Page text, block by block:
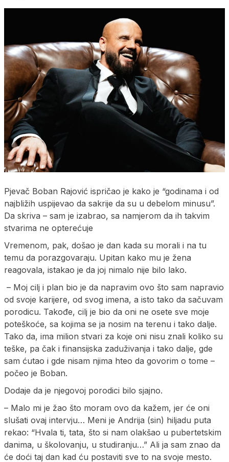
Pjevač Boban Rajović ispričao je kako je “godinama i od
najbližih uspijevao da sakrije da su u debelom minusu”.
Da skriva – sam je izabrao, sa namjerom da ih takvim
stvarima ne opterećuje
Vremenom, pak, došao je dan kada su morali i na tu
temu da porazgovaraju. Upitan kako mu je žena
reagovala, istakao je da joj nimalo nije bilo lako.
– Moj cilj i plan bio je da napravim ovo što sam napravio
od svoje karijere, od svog imena, a isto tako da sačuvam
porodicu. Takođe, cilj je bio da oni ne osete sve moje
poteškoće, sa kojima se ja nosim na terenu i tako dalje.
Tako da, ima milion stvari za koje oni nisu znali koliko su
teške, pa čak i finansijska zaduživanja i tako dalje, gde
sam ćutao i gde nisam njima hteo da govorim o tome –
počeo je Boban.
Dodaje da je njegovoj porodici bilo sjajno.
– Malo mi je žao što moram ovo da kažem, jer će oni
slušati ovaj intervju… Meni je Andrija (sin) hiljadu puta
rekao: “Hvala ti, tata, što si nam olakšao u pubertetskim
danima, u školovanju, u studiranju…” Ali ja sam znao da
će doći taj dan kad ću postaviti sve to na svoje mesto.